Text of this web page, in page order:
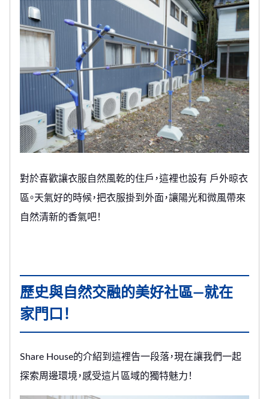
對於喜歡讓衣服自然風乾的住戶，這裡也設有 戶外晾衣
區。天氣好的時候，把衣服掛到外面，讓陽光和微風帶來
自然清新的香氣吧！
歷史與自然交融的美好社區—就在
家門口！
Share House的介紹到這裡告一段落，現在讓我們一起
探索周邊環境，感受這片區域的獨特魅力！